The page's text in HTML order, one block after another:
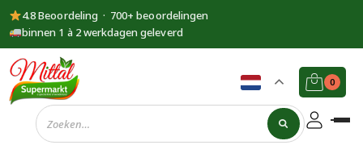
4.8 Beoordeling · 700+ beoordelingen
binnen 1 à 2 werkdagen geleverd
Supermarkt
Mittal
0